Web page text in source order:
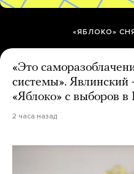
«ЯБЛОКО»
«Это
системы».
«Яблоко» с выборов в
2 часа назад